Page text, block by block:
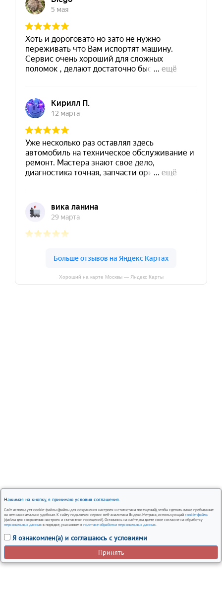
Нажимая на кнопку, я принимаю условия соглашения.
Сайт использует cookie-файлы (файлы для сохранения настроек и статистики посещений), чтобы сделать ваше пребывание
на нем максимально удобным. К сайту подключен сервис веб-аналитики Яндекс.Метрика, использующий cookie-файлы
(файлы для сохранения настроек и статистики посещений). Оставаясь на сайте, вы даете свое согласие на обработку
персональных данных в порядке, указанном в политике обработки персональных данных.
Я ознакомлен(а) и соглашаюсь с условиями
Принять
Хороший на карте Москвы — Яндекс Карты